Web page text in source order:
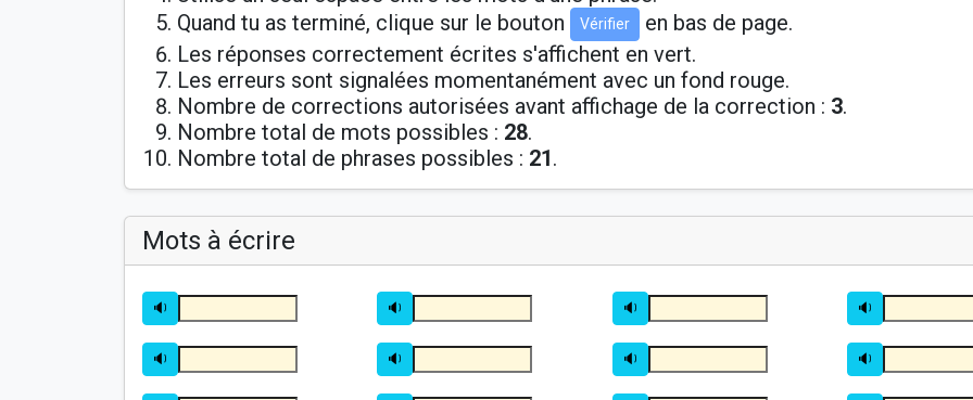
Quand tu as terminé, clique sur le bouton
Vérifier
en bas de page.
Les réponses correctement écrites s'affichent en vert.
Les erreurs sont signalées momentanément avec un fond rouge.
Nombre de corrections autorisées avant affichage de la correction : 3.
Nombre total de mots possibles : 28.
Nombre total de phrases possibles : 21.
Mots à écrire
🔉 🔉 🔉 🔉
🔉 🔉 🔉 🔉